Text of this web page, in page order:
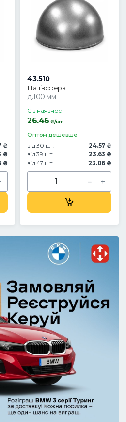
₴
₴
₴
43.510
Напівсфера
д.100 мм
Є в наявності
26.46 ₴/шт.
Оптом дешевше
від 30 шт.
24.57 ₴
від 39 шт.
23.63 ₴
від 47 шт.
23.06 ₴